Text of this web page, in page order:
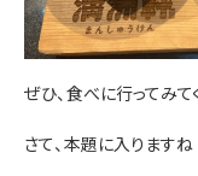
ぜひ、食べに行ってみて
さて、本題に入りますね